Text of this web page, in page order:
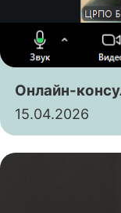
Онлайн-
15.04.2026